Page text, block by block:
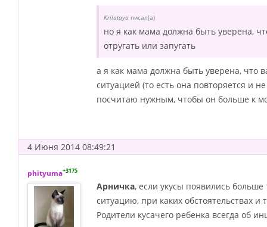
Krilataya писал(а)
но я как мама должна быть уверена,
отругать или запугать
а я как мама должна быть уверена, что
ситуацией (то есть она повторяется и
посчитаю нужным, чтобы он больше к
4 Июня 2014 08:49:21
phityuma+3175
Арничка, если укусы появились
ситуацию, при каких обстоятельствах и
Родители кусачего ребенка всегда об